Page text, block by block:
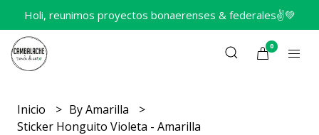
Holi, reunimos proyectos bonaerenses & federales✌️💚
0
Inicio
By Amarilla
Sticker Honguito Violeta - Amarilla